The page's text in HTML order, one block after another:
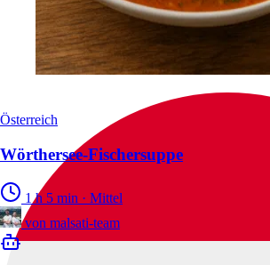
Österreich
Wörthersee-Fischersuppe
1 h 5 min · Mittel
von malsati-team